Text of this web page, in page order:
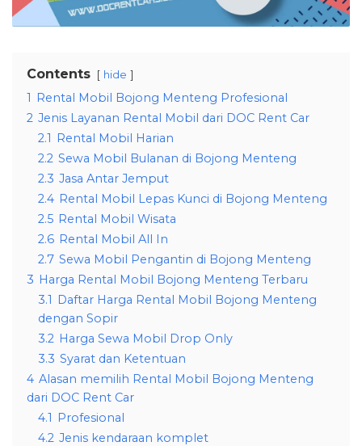
Contents hide
1 Rental Mobil Bojong Menteng Profesional
2 Jenis Layanan Rental Mobil dari DOC Rent Car
2.1 Rental Mobil Harian
2.2 Sewa Mobil Bulanan di Bojong Menteng
2.3 Jasa Antar Jemput
2.4 Rental Mobil Lepas Kunci di Bojong Menteng
2.5 Rental Mobil Wisata
2.6 Rental Mobil All In
2.7 Sewa Mobil Pengantin di Bojong Menteng
3 Harga Rental Mobil Bojong Menteng Terbaru
3.1 Daftar Harga Rental Mobil Bojong Menteng
dengan Sopir
3.2 Harga Sewa Mobil Drop Only
3.3 Syarat dan Ketentuan
4 Alasan memilih Rental Mobil Bojong Menteng
dari DOC Rent Car
4.1 Profesional
4.2 Jenis kendaraan komplet